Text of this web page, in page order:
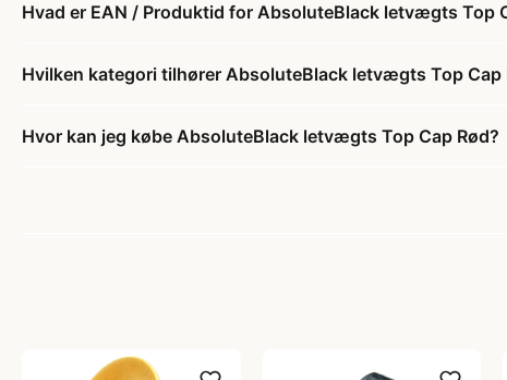
Hvad er EAN / Produktid for AbsoluteBlack letvægts Top
Hvilken kategori tilhører AbsoluteBlack letvægts Top Cap
Hvor kan jeg købe AbsoluteBlack letvægts Top Cap Rød?